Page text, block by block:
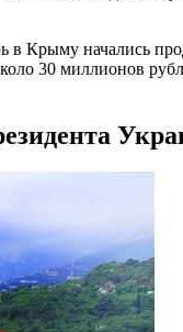
Крыму начались
30 миллионов